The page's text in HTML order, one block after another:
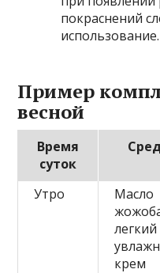
покраснений
использование.
Пример
весной
Время
суток
Утро
Масло
легкий
крем